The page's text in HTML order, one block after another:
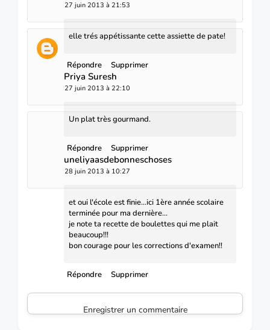
27 juin 2013 à 21:53
elle trés appétissante cette assiette de pate!
Répondre Supprimer
Priya Suresh
27 juin 2013 à 22:10
Un plat très gourmand.
Répondre Supprimer
uneliyaasdebonneschoses
28 juin 2013 à 10:27
et oui l'école est finie...ici 1ère année scolaire
terminée pour ma dernière...
je note ta recette de boulettes qui me plait
beaucoup!!!
bon courage pour les corrections d'examen!!
Répondre Supprimer
Enregistrer un commentaire